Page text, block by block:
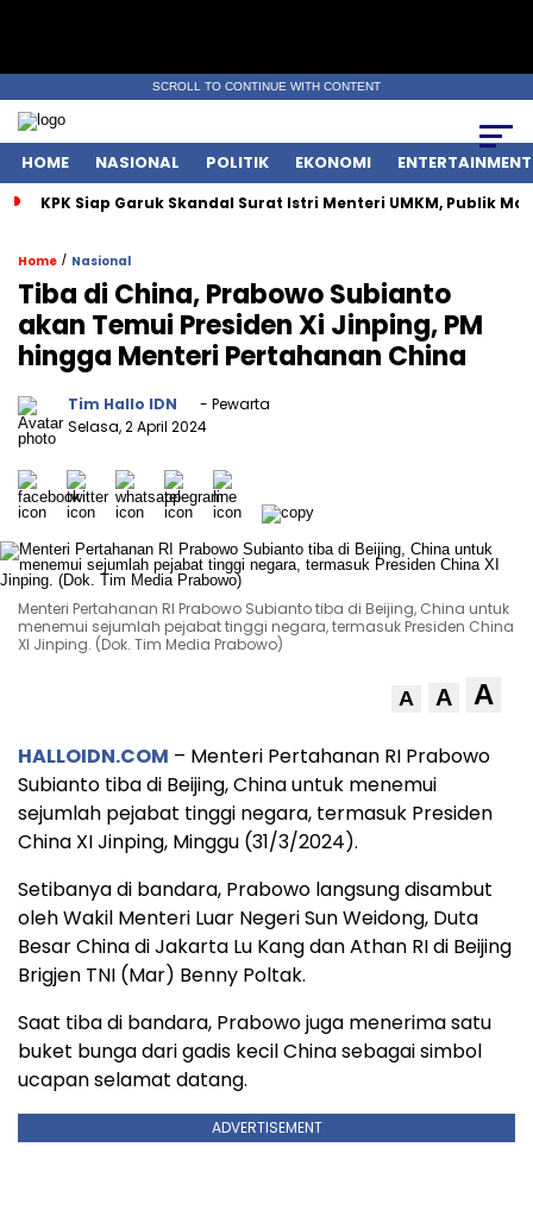
SCROLL TO CONTINUE WITH CONTENT
HOME NASIONAL POLITIK EKONOMI ENTERTAINMENT
KPK Siap Garuk Skandal Surat Istri Menteri UMKM, Publik
Home / Nasional
Tiba di China, Prabowo Subianto
akan Temui Presiden Xi Jinping, PM
hingga Menteri Pertahanan China
Tim Hallo IDN
- Pewarta
Selasa, 2 April 2024
Menteri Pertahanan RI Prabowo Subianto tiba di Beijing, China untuk
menemui sejumlah pejabat tinggi negara, termasuk Presiden China
XI Jinping. (Dok. Tim Media Prabowo)
A A A
HALLOIDN.COM – Menteri Pertahanan RI Prabowo
Subianto tiba di Beijing, China untuk menemui
sejumlah pejabat tinggi negara, termasuk Presiden
China XI Jinping, Minggu (31/3/2024).
Setibanya di bandara, Prabowo langsung disambut
oleh Wakil Menteri Luar Negeri Sun Weidong, Duta
Besar China di Jakarta Lu Kang dan Athan RI di Beijing
Brigjen TNI (Mar) Benny Poltak.
Saat tiba di bandara, Prabowo juga menerima satu
buket bunga dari gadis kecil China sebagai simbol
ucapan selamat datang.
ADVERTISEMENT